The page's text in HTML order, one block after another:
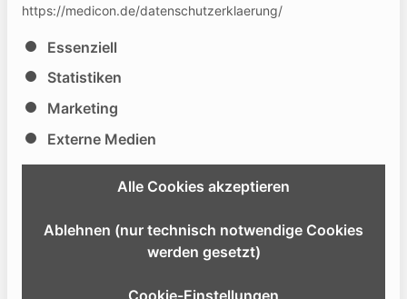
10. Leipziger interdisziplinär
Kurs für plastische Chirurgie
46
Website
https://medicon.de/datenschutzerklaerung/
Es folgt eine Liste der Service-Gruppen, für die eine
Essenziell
Statistiken
Marketing
Externe Medien
Alle Cookies akzeptieren
Ablehnen (nur technisch notwendige Cookies
werden gesetzt)
Cookie-Einstellungen